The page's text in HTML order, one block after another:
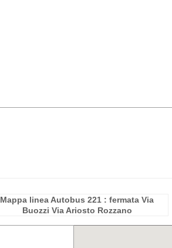
Mappa linea Autobus 221 : fermata Via
Buozzi Via Ariosto Rozzano